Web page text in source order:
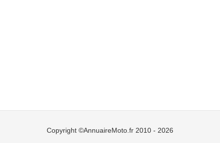
Copyright ©AnnuaireMoto.fr 2010 - 2026